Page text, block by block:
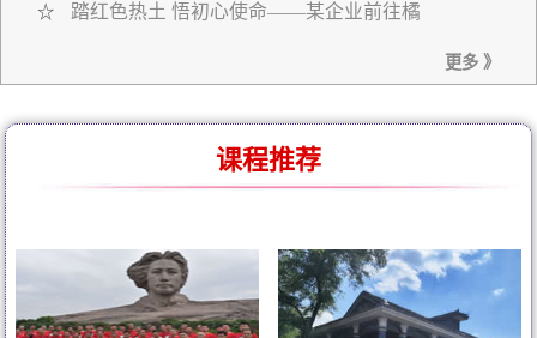
☆ 踏红色热土 悟初心使命——某企业前往橘
更多 》
课程推荐